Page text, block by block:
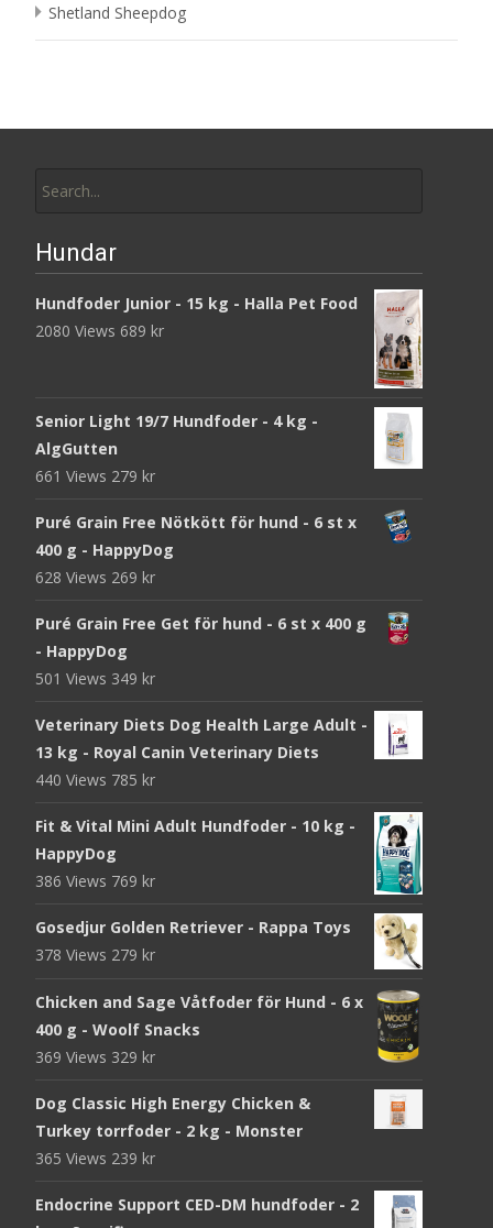
Shetland Sheepdog
for:
Hundar
Hundfoder Junior - 15 kg - Halla Pet Food
2080 Views 689 kr
Senior Light 19/7 Hundfoder - 4 kg -
AlgGutten
661 Views 279 kr
Puré Grain Free Nötkött för hund - 6 st x
400 g - HappyDog
628 Views 269 kr
Puré Grain Free Get för hund - 6 st x 400 g
- HappyDog
501 Views 349 kr
Veterinary Diets Dog Health Large Adult -
13 kg - Royal Canin Veterinary Diets
440 Views 785 kr
Fit & Vital Mini Adult Hundfoder - 10 kg -
HappyDog
386 Views 769 kr
Gosedjur Golden Retriever - Rappa Toys
378 Views 279 kr
Chicken and Sage Våtfoder för Hund - 6 x
400 g - Woolf Snacks
369 Views 329 kr
Dog Classic High Energy Chicken &
Turkey torrfoder - 2 kg - Monster
365 Views 239 kr
Endocrine Support CED-DM hundfoder - 2